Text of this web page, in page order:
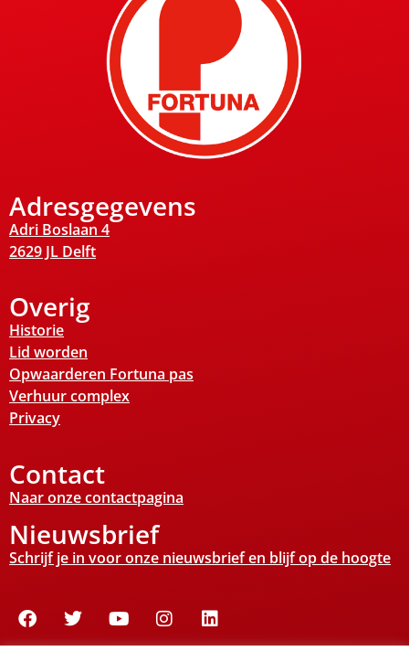
Adresgegevens
Adri Boslaan 4
2629 JL Delft
Overig
Historie
Lid worden
Opwaarderen Fortuna pas
Verhuur complex
Privacy
Contact
Naar onze contactpagina
Nieuwsbrief
Schrijf je in voor onze nieuwsbrief en blijf op de hoogte